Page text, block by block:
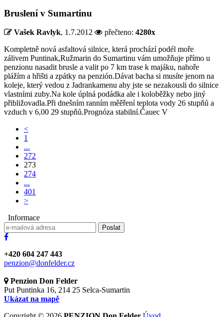
Bruslení v Sumartinu
Vašek Ravlyk, 1.7.2012 přečteno: 4280x
Kompletně nová asfaltová silnice, která prochází podél moře
zálivem Puntinak,Ružmarin do Sumartinu vám umožňuje přímo u
penzionu nasadit brusle a valit po 7 km trase k majáku, nahoře
plážím a hřišti a zpátky na penzión.Dávat bacha si musíte jenom na
koleje, který vedou z Jadrankamenu aby jste se nezakousli do silnice
vlastními zuby.Na kole úplná podádka ale i koloběžky nebo jiný
přibližovadla.Při dnešním ranním měěření teplota vody 26 stupňů a
vzduch v 6,00 29 stupňů.Prognóza stabilní.Čauec V
<
1
...
272
273
274
...
401
>
Informace
Poslat
+420 604 247 443
penzion@donfelder.cz
Penzion Don Felder
Put Puntinka 16, 214 25 Selca-Sumartin
Ukázat na mapě